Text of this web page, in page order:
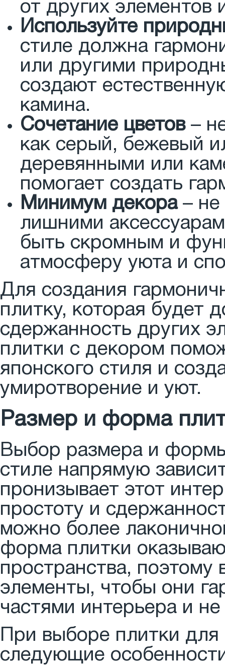
от других элементов
Используйте
стиле должна
или другими
создают
камина.
Сочетание цветов–
как серый, бежевый
деревянными или
помогает создать
Минимум декора– не
лишними
быть скромным и
атмосферу уюта и
Для создания
плитку, которая будет
сдержанность других
плитки с декором
японского стиля и
умиротворение и уют.
Размер и форма
Выбор размера и
стиле напрямую
пронизывает этот
простоту и
можно более
форма плитки
пространства, поэтому
элементы, чтобы они
частями интерьера и
При выборе плитки
следующие